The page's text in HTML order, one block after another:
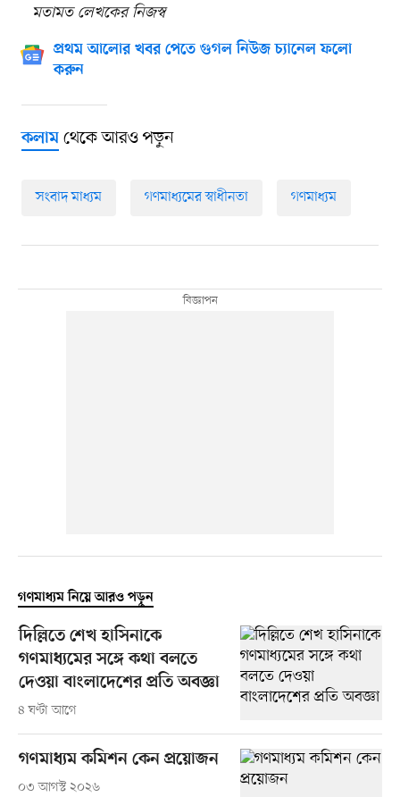
মতামত লেখকের নিজস্ব
প্রথম আলোর খবর পেতে গুগল নিউজ চ্যানেল ফলো
করুন
কলামথেকে আরও পড়ুন
সংবাদ মাধ্যম গণমাধ্যমের স্বাধীনতা গণমাধ্যম
গণমাধ্যম নিয়ে আরও পড়ুন
দিল্লিতে শেখ হাসিনাকে
গণমাধ্যমের সঙ্গে কথা বলতে
দেওয়া বাংলাদেশের প্রতি অবজ্ঞা
৪ ঘণ্টা আগে
গণমাধ্যম কমিশন কেন প্রয়োজন
০৩ আগস্ট ২০২৬